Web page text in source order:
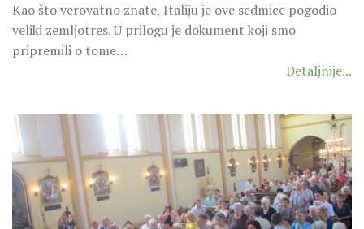
JUŽNI DEKANAT
ARHIVA
SINODSKA MOLITVA
MOTO I LOGO
SINODSKI URED
Kao što verovatno znate, Italiju je ove sedmice pogodio
veliki zemljotres. U prilogu je dokument koji smo
pripremili o tome…
Detaljnije...